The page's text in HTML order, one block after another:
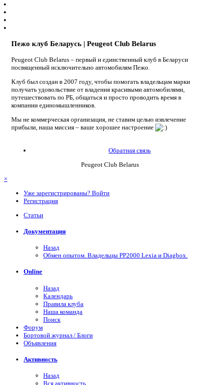
Пежо клуб Беларусь | Peugeot Club Belarus
Peugeot Club Belarus – первый и единственный клуб в Беларуси
посвященный исключительно автомобилям Пежо.
Клуб был создан в 2007 году, чтобы помогать владельцам марки
получать удовольствие от владения красивыми автомобилями,
путешествовать по РБ, общаться и просто проводить время в
компании единомышленников.
Мы не коммерческая организация, не ставим целью извлечение
прибыли, наша миссия – ваше хорошее настроение
Обратная связь
Peugeot Club Belarus
×
Уже зарегистрированы? Войти
Регистрация
Статьи
Документация
Назад
Обмен опытом. Владельцы PP2000 Lexia и Diagbox.
Online
Назад
Календарь
Правила клуба
Наша команда
Поиск
Форум
Бортовой журнал / Блоги
Объявления
Активность
Назад
Вся активность